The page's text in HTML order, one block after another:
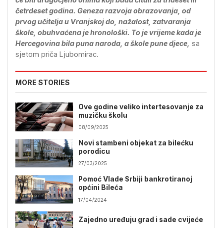
četrdeset godina. Geneza razvoja obrazovanja, od
prvog učitelja u Vranjskoj do, nažalost, zatvaranja
škole, obuhvaćena je hronološki. To je vrijeme kada je
Hercegovina bila puna naroda, a škole pune djece, sa
sjetom priča Ljubomirac.
MORE STORIES
Ove godine veliko intertesovanje za
muzičku školu
08/09/2025
Novi stambeni objekat za bilećku
porodicu
27/03/2025
Pomoć Vlade Srbiji bankrotiranoj
općini Bileća
17/04/2024
Zajedno uređuju grad i sade cvijeće